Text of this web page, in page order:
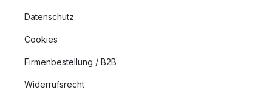
Datenschutz
Cookies
Firmenbestellung / B2B
Widerrufsrecht